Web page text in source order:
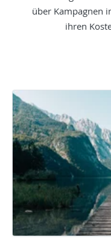
über Kampagnen
ihren